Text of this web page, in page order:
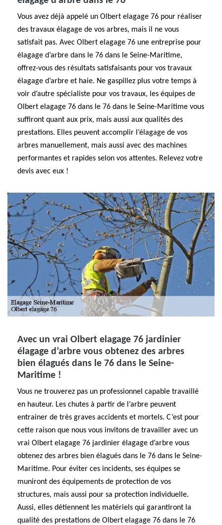
Vous avez déjà appelé un Olbert elagage 76 pour réaliser
des travaux élagage de vos arbres, mais il ne vous
satisfait pas. Avec Olbert elagage 76 une entreprise pour
élagage d’arbre dans le 76 dans le Seine-Maritime,
offrez-vous des résultats satisfaisants pour vos travaux
élagage d’arbre et haie. Ne gaspillez plus votre temps à
voir d’autre spécialiste pour vos travaux, les équipes de
Olbert elagage 76 dans le 76 dans le Seine-Maritime vous
suffiront quant aux prix, mais aussi aux qualités des
prestations. Elles peuvent accomplir l’élagage de vos
arbres manuellement, mais aussi avec des machines
performantes et rapides selon vos attentes. Relevez votre
devis avec eux !
Avec un vrai Olbert elagage 76 jardinier
élagage d’arbre vous obtenez des arbres
bien élagués dans le 76 dans le Seine-
Maritime !
Vous ne trouverez pas un professionnel capable travaillé
en hauteur. Les chutes à partir de l’arbre peuvent
entrainer de très graves accidents et mortels. C’est pour
cette raison que nous vous invitons de travailler avec un
vrai Olbert elagage 76 jardinier élagage d’arbre vous
obtenez des arbres bien élagués dans le 76 dans le Seine-
Maritime. Pour éviter ces incidents, ses équipes se
muniront des équipements de protection de vos
structures, mais aussi pour sa protection individuelle.
Aussi, elles détiennent les matériels qui garantiront la
qualité des prestations de Olbert elagage 76 dans le 76